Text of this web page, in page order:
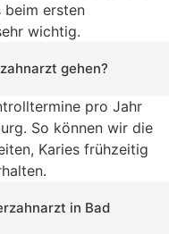
beim ersten
wichtig.
gehen?
pro Jahr
So können wir die
Karies frühzeitig
in Bad